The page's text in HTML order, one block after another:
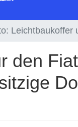
Leichtbaukoffer
den